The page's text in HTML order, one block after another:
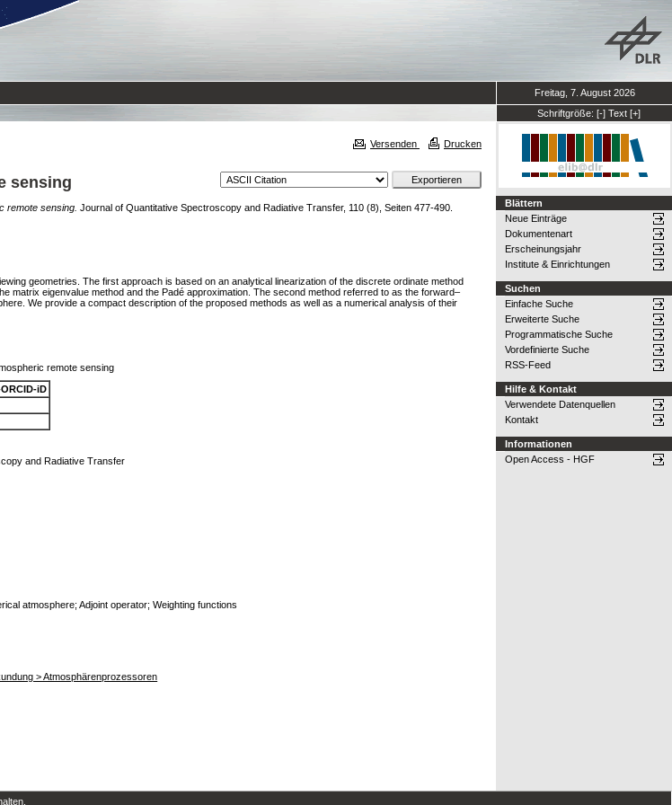
Freitag, 7. August 2026
Schriftgröße: [-] Text [+]
Versenden Drucken
sensing
remote sensing. Journal of Quantitative Spectroscopy and Radiative Transfer, 110 (8), Seiten 477-490.
geometries. The first approach is based on an analytical linearization of the discrete ordinate method
matrix eigenvalue method and the Padé approximation. The second method referred to as the forward–
We provide a compact description of the proposed methods as well as a numerical analysis of their
remote sensing
iD
and Radiative Transfer
atmosphere; Adjoint operator; Weighting functions
> Atmosphärenprozessoren
Blättern
Neue Einträge
Dokumentenart
Erscheinungsjahr
Institute & Einrichtungen
Suchen
Einfache Suche
Erweiterte Suche
Programmatische Suche
Vordefinierte Suche
RSS-Feed
Hilfe & Kontakt
Verwendete Datenquellen
Kontakt
Informationen
Open Access - HGF